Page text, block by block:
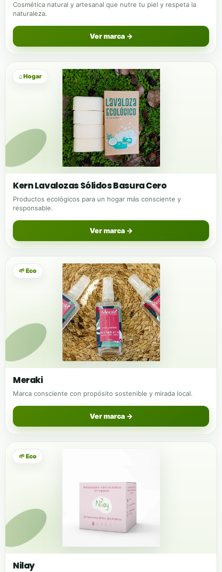
Cosmética natural y artesanal que nutre tu piel y respeta la
naturaleza.
Ver marca →
⌂ Hogar
Kern Lavalozas Sólidos Basura Cero
Productos ecológicos para un hogar más consciente y
responsable.
Ver marca →
🌱 Eco
Meraki
Marca consciente con propósito sostenible y mirada local.
Ver marca →
🌱 Eco
Nilay